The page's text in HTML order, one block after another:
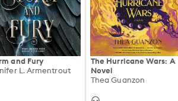
and Fury
L. Armentrout
The Hurricane Wars: A
Novel
Thea Guanzon